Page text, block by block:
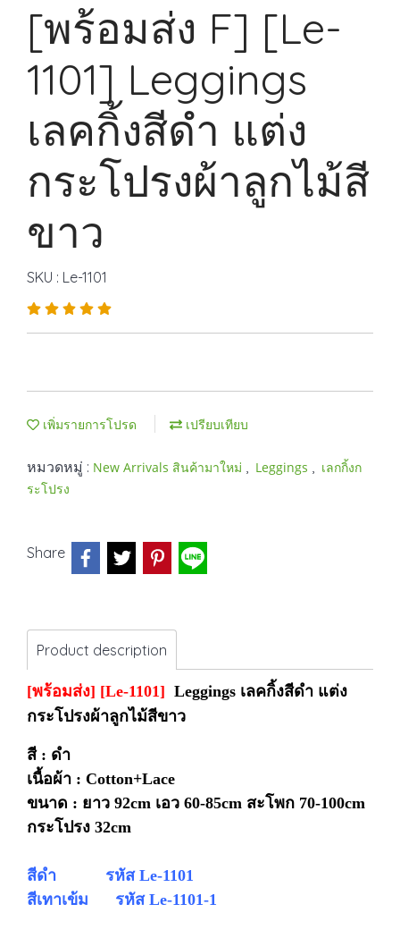
[พร้อมส่ง F] [Le-
1101] Leggings
เลคกิ้งสีดำ แต่ง
กระโปรงผ้าลูกไม้สี
ขาว
SKU : Le-1101
เพิ่มรายการโปรด เปรียบเทียบ
หมวดหมู่ : New Arrivals สินค้ามาใหม่ , Leggings , เลกกิ้งก
ระโปรง
Share
Product description
[พร้อมส่ง] [Le-1101] Leggings เลคกิ้งสีดำ แต่ง
กระโปรงผ้าลูกไม้สีขาว
สี : ดำ
เนื้อผ้า : Cotton+Lace
ขนาด : ยาว 92cm เอว 60-85cm สะโพก 70-100cm
กระโปรง 32cm
สีดำ รหัส Le-1101
สีเทาเข้ม รหัส Le-1101-1